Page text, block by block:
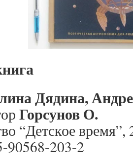
Дядина,
Горсунов О.
“Детское время”,
90568-203-2